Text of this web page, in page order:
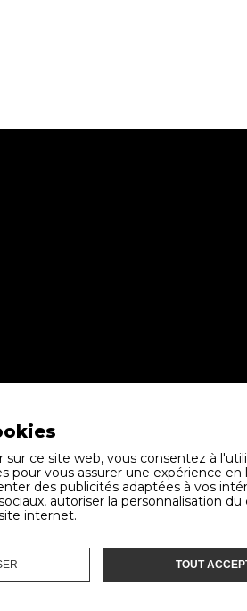
LIENS UTILES
Livraisons
Contact
ce site web, vous consentez à
pour vous assurer une expérience
des publicités adaptées à vos
autoriser la personnalisation
internet.
TOUT